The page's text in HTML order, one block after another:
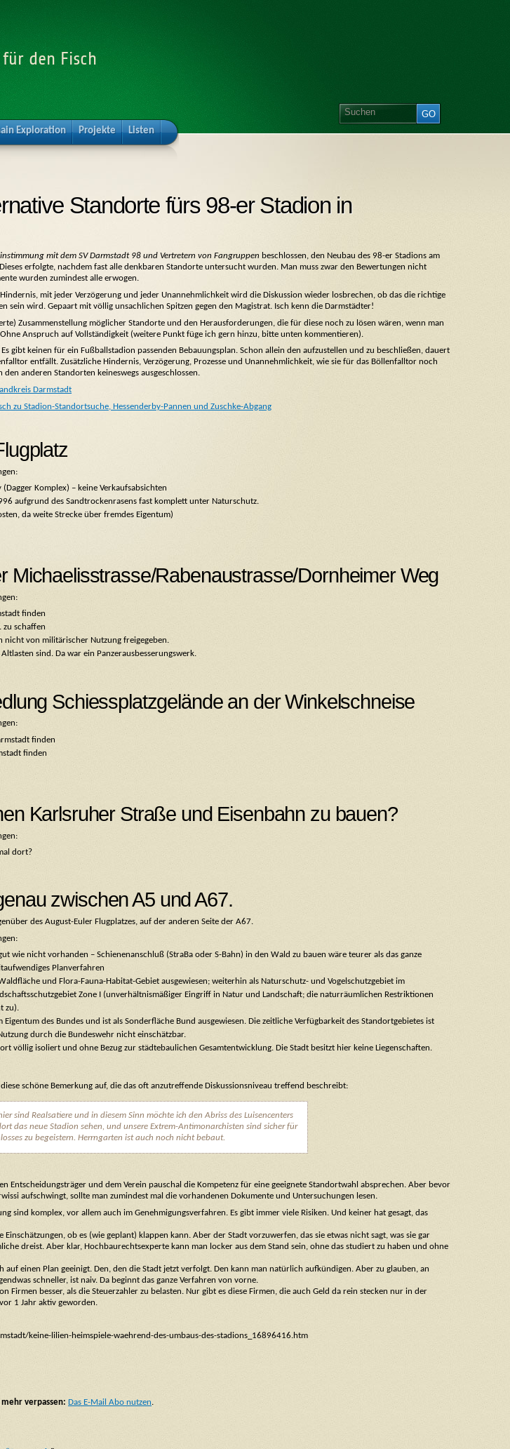
den Fisch
Exploration Projekte Listen
Standorte fürs 98-er Stadion in
mit dem SV Darmstadt 98 und Vertretern von Fangruppen beschlossen, den Neubau des 98-er Stadions am
erfolgte, nachdem fast alle denkbaren Standorte untersucht wurden. Man muss zwar den Bewertungen nicht
wurden zumindest alle erwogen.
mit jeder Verzögerung und jeder Unannehmlichkeit wird die Diskussion wieder losbrechen, ob das die richtige
sein wird. Gepaart mit völlig unsachlichen Spitzen gegen den Magistrat. Isch kenn die Darmstädter!
Zusammenstellung möglicher Standorte und den Herausforderungen, die für diese noch zu lösen wären, wenn man
Anspruch auf Vollständigkeit (weitere Punkt füge ich gern hinzu, bitte unten kommentieren).
Es gibt keinen für ein Fußballstadion passenden Bebauungsplan. Schon allein den aufzustellen und zu beschließen, dauert
entfällt. Zusätzliche Hindernis, Verzögerung, Prozesse und Unannehmlichkeit, wie sie für das Böllenfalltor noch
anderen Standorten keineswegs ausgeschlossen.
Darmstadt
zu Stadion-Standortsuche, Hessenderby-Pannen und Zuschke-Abgang
(Dagger Komplex) – keine Verkaufsabsichten
aufgrund des Sandtrockenrasens fast komplett unter Naturschutz.
da weite Strecke über fremdes Eigentum)
Michaelisstrasse/Rabenaustrasse/Dornheimer Weg
finden
zu schaffen
nicht von militärischer Nutzung freigegeben.
sind. Da war ein Panzerausbesserungswerk.
Schiessplatzgelände an der Winkelschneise
finden
finden
Karlsruher Straße und Eisenbahn zu bauen?
dort?
zwischen A5 und A67.
des August-Euler Flugplatzes, auf der anderen Seite der A67.
wie nicht vorhanden – Schienenanschluß (StraBa oder S-Bahn) in den Wald zu bauen wäre teurer als das ganze
Planverfahren
und Flora-Fauna-Habitat-Gebiet ausgewiesen; weiterhin als Naturschutz- und Vogelschutzgebiet im
Zone I (unverhältnismäßiger Eingriff in Natur und Landschaft; die naturräumlichen Restriktionen
zu).
des Bundes und ist als Sonderfläche Bund ausgewiesen. Die zeitliche Verfügbarkeit des Standortgebietes ist
durch die Bundeswehr nicht einschätzbar.
völlig isoliert und ohne Bezug zur städtebaulichen Gesamtentwicklung. Die Stadt besitzt hier keine Liegenschaften.
schöne Bemerkung auf, die das oft anzutreffende Diskussionsniveau treffend beschreibt:
sind Realsatiere und in diesem Sinn möchte ich den Abriss des Luisencenters
das neue Stadion sehen, und unsere Extrem-Antimonarchisten sind sicher für
zu begeistern. Herrngarten ist auch noch nicht bebaut.
Entscheidungsträger und dem Verein pauschal die Kompetenz für eine geeignete Standortwahl absprechen. Aber bevor
aufschwingt, sollte man zumindest mal die vorhandenen Dokumente und Untersuchungen lesen.
sind komplex, vor allem auch im Genehmigungsverfahren. Es gibt immer viele Risiken. Und keiner hat gesagt, das
ob es (wie geplant) klappen kann. Aber der Stadt vorzuwerfen, das sie etwas nicht sagt, was sie gar
dreist. Aber klar, Hochbaurechtsexperte kann man locker aus dem Stand sein, ohne das studiert zu haben und ohne
auf einen Plan geeinigt. Den, den die Stadt jetzt verfolgt. Den kann man natürlich aufkündigen. Aber zu glauben, an
schneller, ist naiv. Da beginnt das ganze Verfahren von vorne.
Firmen besser, als die Steuerzahler zu belasten. Nur gibt es diese Firmen, die auch Geld da rein stecken nur in der
1 Jahr aktiv geworden.
keine-lilien-heimspiele-waehrend-des-umbaus-des-stadions_16896416.htm
mehr verpassen: Das E-Mail Abo nutzen.